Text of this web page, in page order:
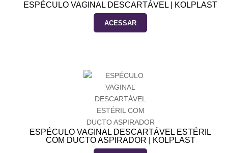
ESPÉCULO VAGINAL DESCARTÁVEL | KOLPLAST
ACESSAR
ESPÉCULO VAGINAL DESCARTÁVEL ESTÉRIL
COM DUCTO ASPIRADOR | KOLPLAST